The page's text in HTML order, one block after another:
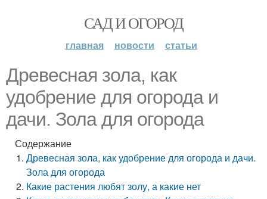
САД И ОГОРОД
главная новости статьи
Древесная зола, как
удобрение для огорода и
дачи. Зола для огорода
Содержание
Древесная зола, как удобрение для огорода и дачи.
Зола для огорода
Какие растения любят золу, а какие нет